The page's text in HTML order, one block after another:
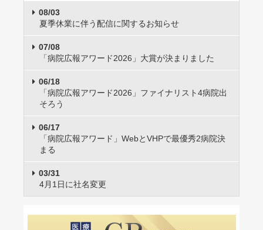
08/03
夏季休業に伴う配信に関するお知らせ
07/08
「病院広報アワード2026」大賞が決まりました
06/18
「病院広報アワード2026」ファイナリスト4病院出
そろう
06/17
「病院広報アワード」WebとVHPで最優秀2病院決
まる
03/31
4月1日に社名変更